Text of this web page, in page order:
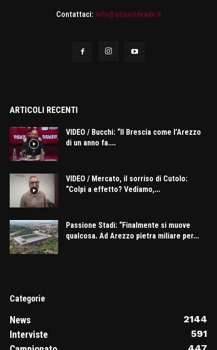
Contattaci: info@atlantideadv.it
ARTICOLI RECENTI
VIDEO / Bucchi: “Il Brescia come l’Arezzo
di un anno fa....
VIDEO / Mercato, il sorriso di Cutolo:
“Colpi a effetto? Vediamo,...
Passione Stadi: “Finalmente si muove
qualcosa. Ad Arezzo pietra miliare per...
Categorie
News
2144
Interviste
591